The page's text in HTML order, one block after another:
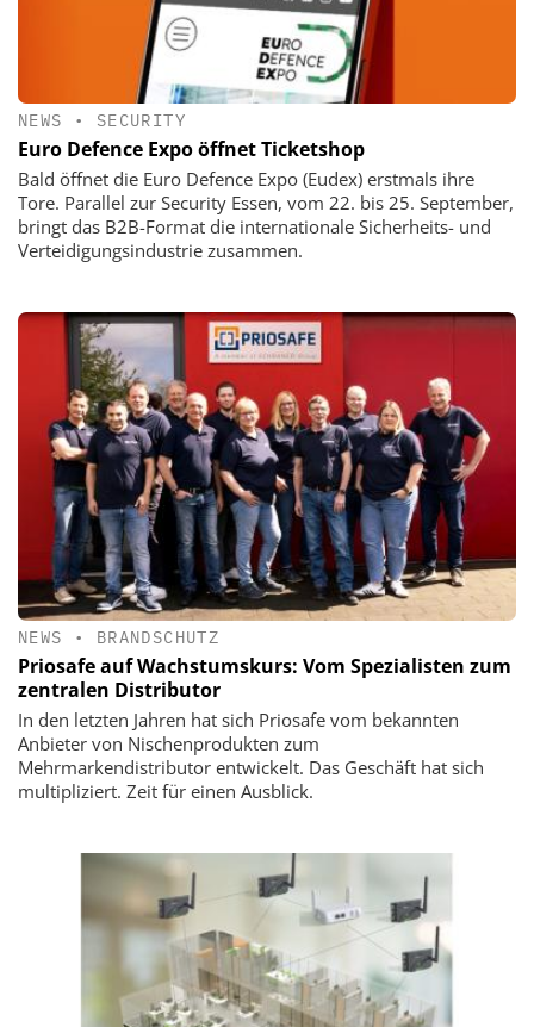
NEWS • SECURITY
Euro Defence Expo öffnet Ticketshop
Bald öffnet die Euro Defence Expo (Eudex) erstmals ihre
Tore. Parallel zur Security Essen, vom 22. bis 25. September,
bringt das B2B-Format die internationale Sicherheits- und
Verteidigungsindustrie zusammen.
NEWS • BRANDSCHUTZ
Priosafe auf Wachstumskurs: Vom Spezialisten zum
zentralen Distributor
In den letzten Jahren hat sich Priosafe vom bekannten
Anbieter von Nischenprodukten zum
Mehrmarkendistributor entwickelt. Das Geschäft hat sich
multipliziert. Zeit für einen Ausblick.